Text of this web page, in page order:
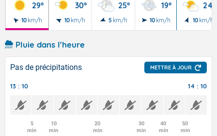
29°
10 km/h
30°
10 km/h
25°
5 km/h
19°
10 km/h
24°
10 km/h
Pluie dans l'heure
Pas de précipitations METTRE À JOUR
13 : 10 14 : 10
5
min
10
min
20
min
30
min
40
min
50
min